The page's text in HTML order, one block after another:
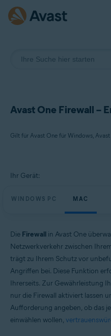
Avast One Firewall –
Gilt für Avast One für Windows,
Produkte:
Avast One 24.x für Mac
Microsoft Windows 11 Home/
Microsoft Windows 8.1 Home/
Microsoft Windows 8 Home/Pro/
Microsoft Windows 7 Home
benutzerfreundlichem Rollup-
Apple macOS 14.x (Sonoma)
Apple macOS 12.x (Monterey)
Ihr Gerät:
WINDOWS PC MAC
Die Firewall in Avast One
Netzwerkverkehr zwischen
trägt zu Ihrem Schutz vor
Angriffen bei. Diese Funktion
Ihrerseits. Zur Gewährleistung
nur die Firewall aktiviert lassen
Aufforderung angeben, ob das
einwählen wollen,